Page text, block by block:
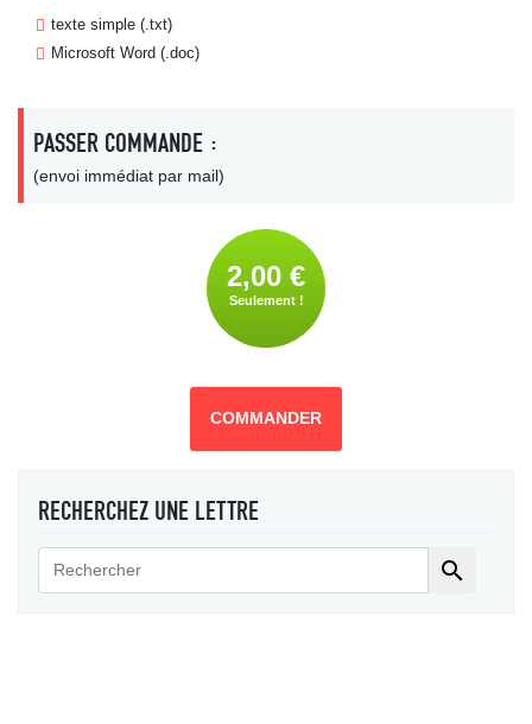
texte simple (.txt)
Microsoft Word (.doc)
PASSER COMMANDE :
(envoi immédiat par mail)
2,00 €
Seulement !
COMMANDER
RECHERCHEZ UNE LETTRE
